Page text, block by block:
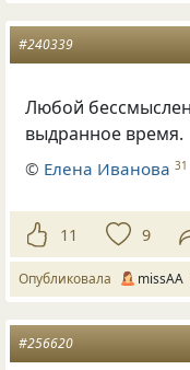
#240339
Любой
выдранное время.
© Елена Иванова 31
11 9
Опубликовала missAA
#256620